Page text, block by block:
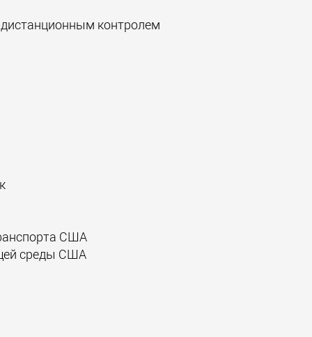
контролем
США
среды США